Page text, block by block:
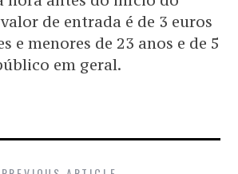
de entrada é de 3 euros
e menores de 23 anos e de 5
em geral.